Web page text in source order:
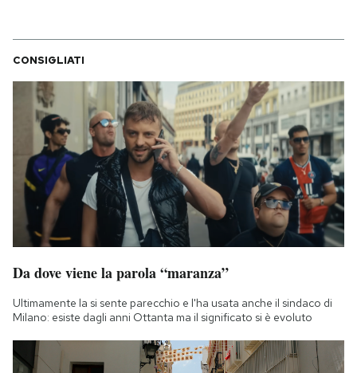
CONSIGLIATI
Da dove viene la parola “maranza”
Ultimamente la si sente parecchio e l'ha usata anche il sindaco di
Milano: esiste dagli anni Ottanta ma il significato si è evoluto